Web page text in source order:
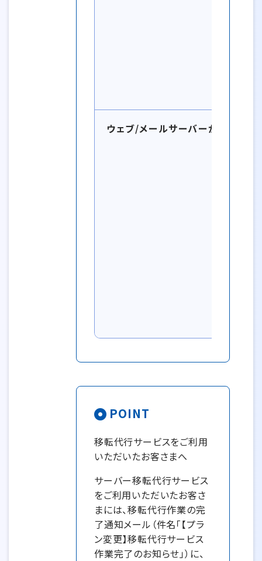
ウェブ/メールサーバーが異なる
POINT
移転代行サービスをご利用
いただいたお客さまへ
サーバー移転代行サービス
をご利用いただいたお客さ
まには、移転代行作業の完
了通知メール（件名「【プラ
ン変更】移転代行サービス
作業完了のお知らせ」）に、